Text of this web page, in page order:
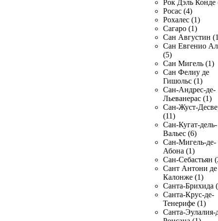
Рок Дэль Конде
Росас (4)
Рохалес (1)
Сагаро (1)
Сан Августин
Сан Евгенио
(5)
Сан Мигель (1)
Сан Фелиу де
Гишольс (1)
Сан-Андрес-де-
Льеванерас (1)
Сан-Жуст-
(11)
Сан-Кугат-дель-
Вальес (6)
Сан-Мигель-де-
Абона (1)
Сан-Себастьян
Сант Антони де
Калонже (1)
Санта-Брихида
Санта-Крус-де-
Тенерифе (1)
Санта-Эулалия-